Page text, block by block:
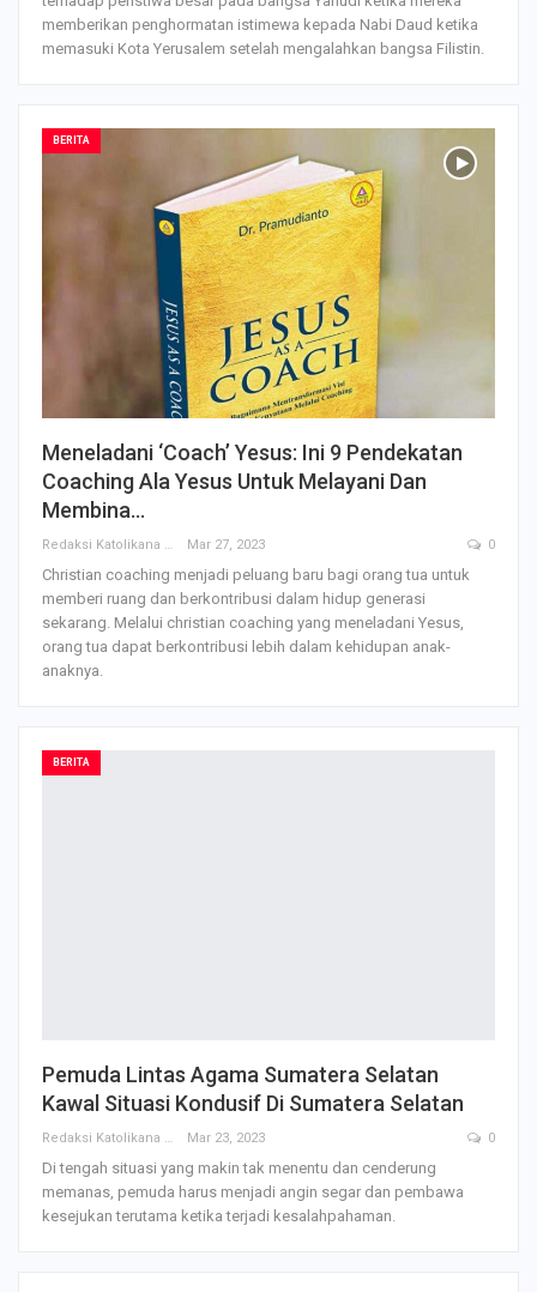
memberikan penghormatan istimewa kepada Nabi Daud ketika
memasuki Kota Yerusalem setelah mengalahkan bangsa Filistin.
BERITA
Meneladani ‘Coach’ Yesus: Ini 9 Pendekatan
Coaching Ala Yesus Untuk Melayani Dan
Membina…
Redaksi Katolikana Mar 27, 2023 0
Christian coaching menjadi peluang baru bagi orang tua untuk
memberi ruang dan berkontribusi dalam hidup generasi
sekarang. Melalui christian coaching yang meneladani Yesus,
orang tua dapat berkontribusi lebih dalam kehidupan anak-
anaknya.
BERITA
Pemuda Lintas Agama Sumatera Selatan
Kawal Situasi Kondusif Di Sumatera Selatan
Mar 23, 2023 0
Di tengah situasi yang makin tak menentu dan cenderung
memanas, pemuda harus menjadi angin segar dan pembawa
kesejukan terutama ketika terjadi kesalahpahaman.